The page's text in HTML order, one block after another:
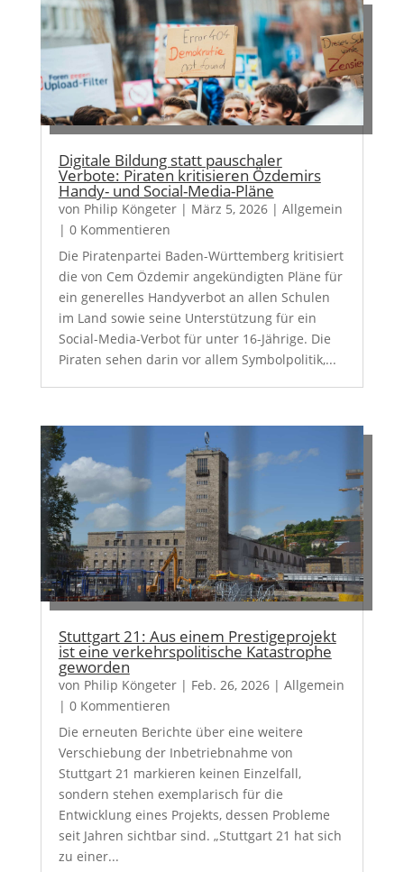
Digitale Bildung statt pauschaler
Verbote: Piraten kritisieren Özdemirs
Handy- und Social-Media-Pläne
von Philip Köngeter| März 5, 2026| Allgemein
| 0 Kommentieren
Die Piratenpartei Baden-Württemberg kritisiert
die von Cem Özdemir angekündigten Pläne für
ein generelles Handyverbot an allen Schulen
im Land sowie seine Unterstützung für ein
Social-Media-Verbot für unter 16-Jährige. Die
Piraten sehen darin vor allem Symbolpolitik,...
Stuttgart 21: Aus einem Prestigeprojekt
ist eine verkehrspolitische Katastrophe
geworden
von Philip Köngeter| Feb. 26, 2026| Allgemein
| 0 Kommentieren
Die erneuten Berichte über eine weitere
Verschiebung der Inbetriebnahme von
Stuttgart 21 markieren keinen Einzelfall,
sondern stehen exemplarisch für die
Entwicklung eines Projekts, dessen Probleme
seit Jahren sichtbar sind. „Stuttgart 21 hat sich
zu einer...